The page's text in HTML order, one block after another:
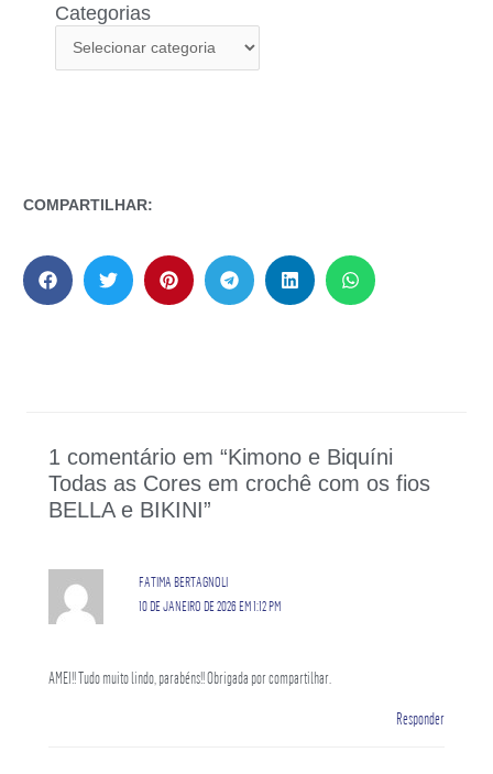
Categorias
COMPARTILHAR:
1 comentário em “Kimono e Biquíni
Todas as Cores em crochê com os fios
BELLA e BIKINI”
FATIMA BERTAGNOLI
10 DE JANEIRO DE 2026 EM 1:12 PM
AMEI!! Tudo muito lindo, parabéns!! Obrigada por compartilhar.
Responder